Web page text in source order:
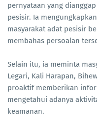
pernyataan yang
pesisir. Ia
masyarakat adat pesisir
membahas persoalan
Selain itu, ia meminta
Legari, Kali Harapan,
proaktif memberikan
mengetahui adanya
keamanan.